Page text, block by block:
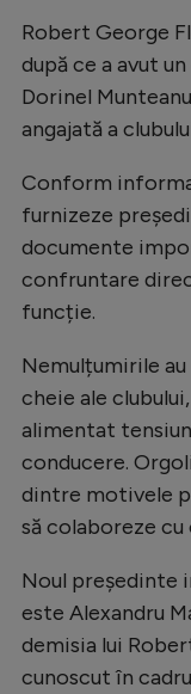
Alte
JO
JO
Intră
Robert George
după ce a avut
Dorinel
angajată a
Conform
furnizeze
documente
confruntare
funcție.
Nemulțumirile
cheie ale
alimentat
conducere.
dintre motivele
să colaboreze
Noul președinte
este Alexandru
demisia lui
cunoscut în